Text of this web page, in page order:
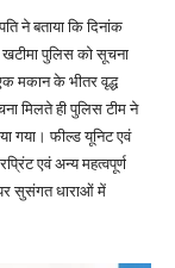
ने बताया कि दिनांक
पुलिस को सूचना
मकान के भीतर वृद्ध
मिलते ही पुलिस टीम ने
गया। फील्ड यूनिट एवं
एवं अन्य महत्वपूर्ण
सुसंगत धाराओं में